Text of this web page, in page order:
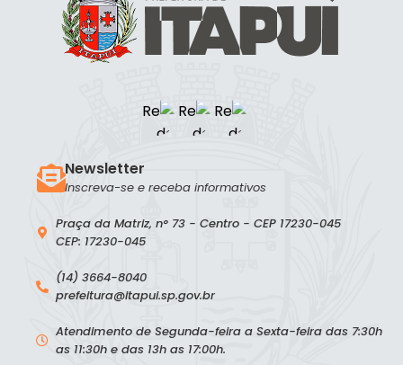
Praça da Matriz, n° 73 - Centro - CEP 17230-045
CEP: 17230-045
(14) 3664-8040
prefeitura@itapui.sp.gov.br
Atendimento de Segunda-feira a Sexta-feira das 7:30h
as 11:30h e das 13h as 17:00h.
Newsletter
Inscreva-se e receba informativos